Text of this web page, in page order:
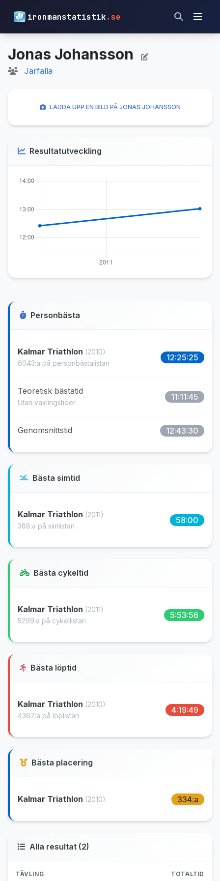
ironmanstatistik.se
Jonas Johansson
Järfälla
Personbästa
Kalmar Triathlon (2010)
6043:a på personbästalistan
12:25:25
Teoretisk bästatid
Utan växlingstider
11:11:45
Genomsnittstid 12:43:30
Bästa simtid
Kalmar Triathlon (2011)
388:a på simlistan
58:00
Bästa cykeltid
Kalmar Triathlon (2011)
5299:a på cykellistan
5:53:56
Bästa löptid
Kalmar Triathlon (2010)
4367:a på löplistan
4:19:49
Bästa placering
Kalmar Triathlon (2010) 334:a
LADDA UPP EN BILD PÅ JONAS JOHANSSON
Resultatutveckling
Alla resultat (2)
TÄVLING TOTALTID